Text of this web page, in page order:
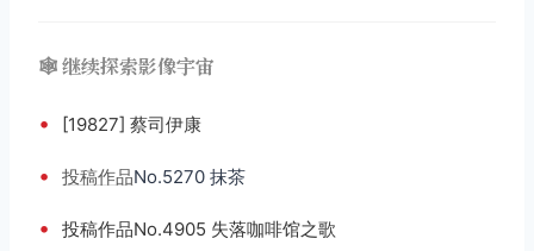
🕸️ 继续探索影像宇宙
• [19827] 蔡司伊康
• 投稿作品No.5270 抹茶
• 投稿作品No.4905 失落咖啡馆之歌